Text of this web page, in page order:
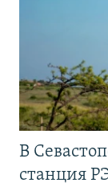
В
станция